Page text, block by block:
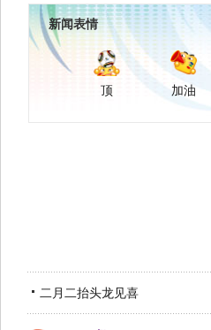
新闻表情
顶 加油
二月二抬头龙见喜